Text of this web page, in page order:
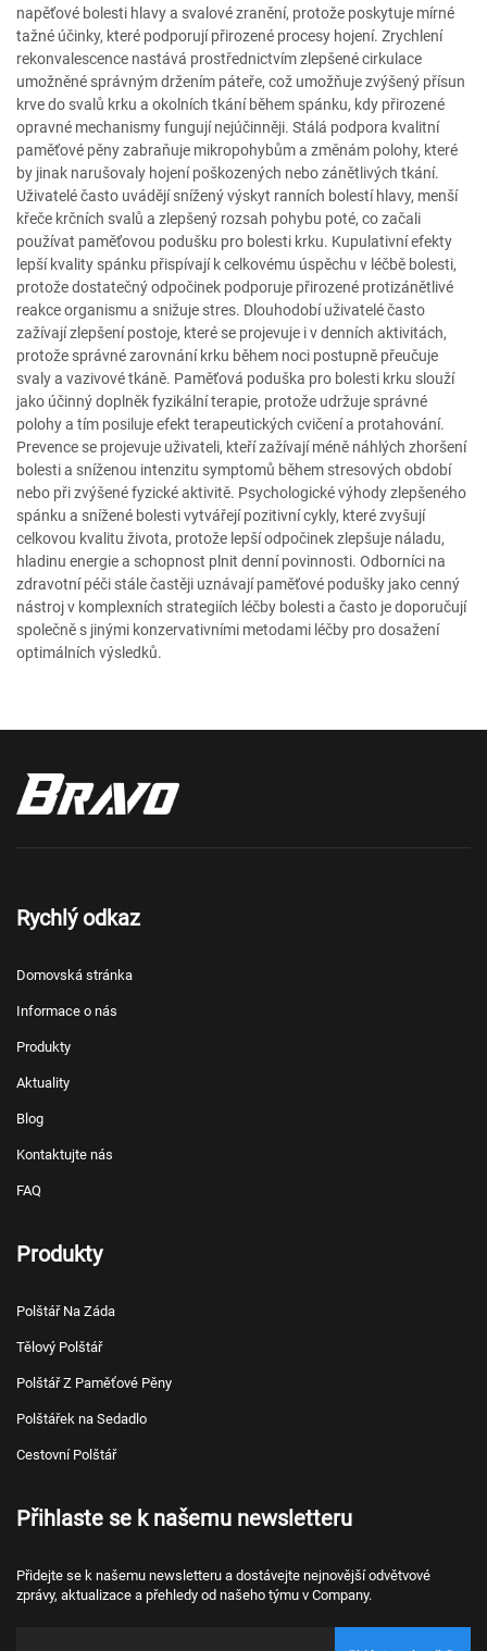
napěťové bolesti hlavy a svalové zranění, protože poskytuje mírné
tažné účinky, které podporují přirozené procesy hojení. Zrychlení
rekonvalescence nastává prostřednictvím zlepšené cirkulace
umožněné správným držením páteře, což umožňuje zvýšený přísun
krve do svalů krku a okolních tkání během spánku, kdy přirozené
opravné mechanismy fungují nejúčinněji. Stálá podpora kvalitní
paměťové pěny zabraňuje mikropohybům a změnám polohy, které
by jinak narušovaly hojení poškozených nebo zánětlivých tkání.
Uživatelé často uvádějí snížený výskyt ranních bolestí hlavy, menší
křeče krčních svalů a zlepšený rozsah pohybu poté, co začali
používat paměťovou podušku pro bolesti krku. Kupulativní efekty
lepší kvality spánku přispívají k celkovému úspěchu v léčbě bolesti,
protože dostatečný odpočinek podporuje přirozené protizánětlivé
reakce organismu a snižuje stres. Dlouhodobí uživatelé často
zažívají zlepšení postoje, které se projevuje i v denních aktivitách,
protože správné zarovnání krku během noci postupně přeučuje
svaly a vazivové tkáně. Paměťová poduška pro bolesti krku slouží
jako účinný doplněk fyzikální terapie, protože udržuje správné
polohy a tím posiluje efekt terapeutických cvičení a protahování.
Prevence se projevuje uživateli, kteří zažívají méně náhlých zhoršení
bolesti a sníženou intenzitu symptomů během stresových období
nebo při zvýšené fyzické aktivitě. Psychologické výhody zlepšeného
spánku a snížené bolesti vytvářejí pozitivní cykly, které zvyšují
celkovou kvalitu života, protože lepší odpočinek zlepšuje náladu,
hladinu energie a schopnost plnit denní povinnosti. Odborníci na
zdravotní péči stále častěji uznávají paměťové podušky jako cenný
nástroj v komplexních strategiích léčby bolesti a často je doporučují
společně s jinými konzervativními metodami léčby pro dosažení
optimálních výsledků.
Rychlý odkaz
Domovská stránka
Informace o nás
Produkty
Aktuality
Blog
Kontaktujte nás
FAQ
Produkty
Polštář Na Záda
Tělový Polštář
Polštář Z Paměťové Pěny
Polštářek na Sedadlo
Cestovní Polštář
Přihlaste se k našemu newsletteru
Přidejte se k našemu newsletteru a dostávejte nejnovější odvětvové
zprávy, aktualizace a přehledy od našeho týmu v Company.